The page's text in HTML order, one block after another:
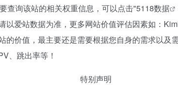
查询该站的相关权重信息，可以点击"5118数据
以爱站数据为准，更多网站价值评估因素如：
的价值，最主要还是需要根据您自身的需求以及
、跳出率等！
特别声明